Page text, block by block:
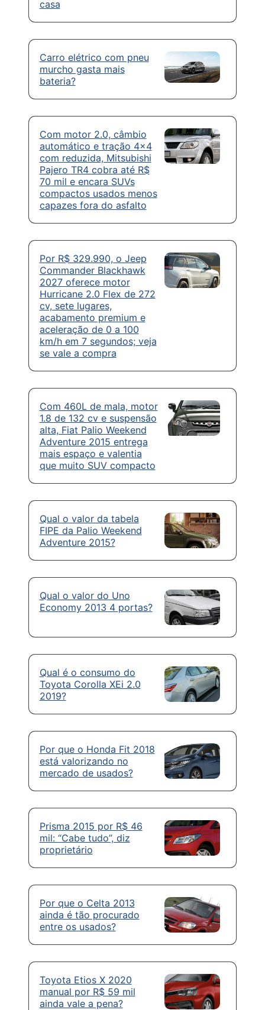
casa
Carro elétrico com pneu
murcho gasta mais
bateria?
Com motor 2.0, câmbio
automático e tração 4×4
com reduzida, Mitsubishi
Pajero TR4 cobra até R$
70 mil e encara SUVs
compactos usados menos
capazes fora do asfalto
Por R$ 329.990, o Jeep
Commander Blackhawk
2027 oferece motor
Hurricane 2.0 Flex de 272
cv, sete lugares,
acabamento premium e
aceleração de 0 a 100
km/h em 7 segundos; veja
se vale a compra
Com 460L de mala, motor
1.8 de 132 cv e suspensão
alta, Fiat Palio Weekend
Adventure 2015 entrega
mais espaço e valentia
que muito SUV compacto
Qual o valor da tabela
FIPE da Palio Weekend
Adventure 2015?
Qual o valor do Uno
Economy 2013 4 portas?
Qual é o consumo do
Toyota Corolla XEi 2.0
2019?
Por que o Honda Fit 2018
está valorizando no
mercado de usados?
Prisma 2015 por R$ 46
mil: “Cabe tudo”, diz
proprietário
Por que o Celta 2013
ainda é tão procurado
entre os usados?
Toyota Etios X 2020
manual por R$ 59 mil
ainda vale a pena?